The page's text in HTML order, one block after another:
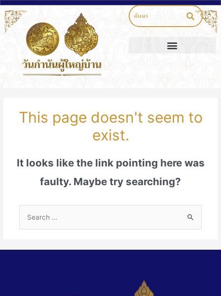
This page doesn't seem to
exist.
It looks like the link pointing here was
faulty. Maybe try searching?